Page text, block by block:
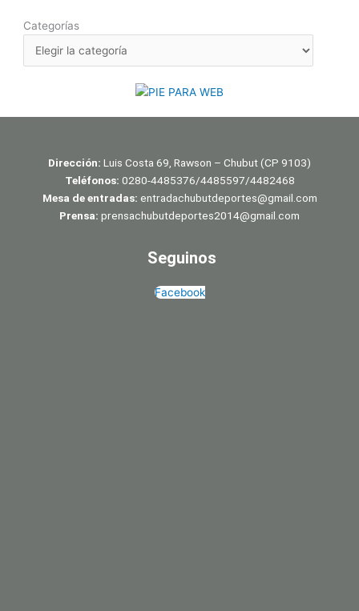
Categorías
Dirección: Luis Costa 69, Rawson – Chubut (CP 9103)
Teléfonos: 0280-4485376/4485597/4482468
Mesa de entradas: entradachubutdeportes@gmail.com
Prensa: prensachubutdeportes2014@gmail.com
Seguinos
Facebook